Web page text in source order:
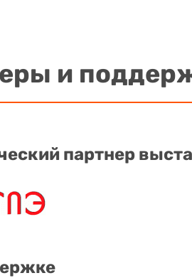
и
партнер